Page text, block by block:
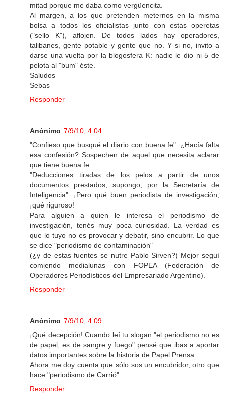
mitad porque me daba como vergüencita.
Al margen, a los que pretenden meternos en la misma
bolsa a todos los oficialistas junto con estas operetas
("sello K"), aflojen. De todos lados hay operadores,
talibanes, gente potable y gente que no. Y si no, invito a
darse una vuelta por la blogosfera K: nadie le dio ni 5 de
pelota al "bum" éste.
Saludos
Sebas
Responder
Anónimo 7/9/10, 4:04
"Confieso que busqué el diario con buena fe". ¿Hacía falta
esa confesión? Sospechen de aquel que necesita aclarar
que tiene buena fe.
"Deducciones tiradas de los pelos a partir de unos
documentos prestados, supongo, por la Secretaría de
Inteligencia". ¡Pero qué buen periodista de investigación,
¡qué riguroso!
Para alguien a quien le interesa el periodismo de
investigación, tenés muy poca curiosidad. La verdad es
que lo tuyo no es provocar y debatir, sino encubrir. Lo que
se dice "periodismo de contaminación"
(¿y de estas fuentes se nutre Pablo Sirven?) Mejor seguí
comiendo medialunas con FOPEA (Federación de
Operadores Periodísticos del Empresariado Argentino).
Responder
Anónimo 7/9/10, 4:09
¡Qué decepción! Cuando leí tu slogan "el periodismo no es
de papel, es de sangre y fuego" pensé que ibas a aportar
datos importantes sobre la historia de Papel Prensa.
Ahora me doy cuenta que sólo sos un encubridor, otro que
hace "periodismo de Carrió".
Responder